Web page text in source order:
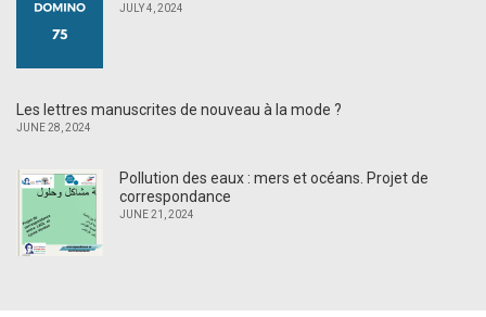
JULY 4, 2024
Les lettres manuscrites de nouveau à la mode ?
JUNE 28, 2024
Pollution des eaux : mers et océans. Projet de
correspondance
JUNE 21, 2024